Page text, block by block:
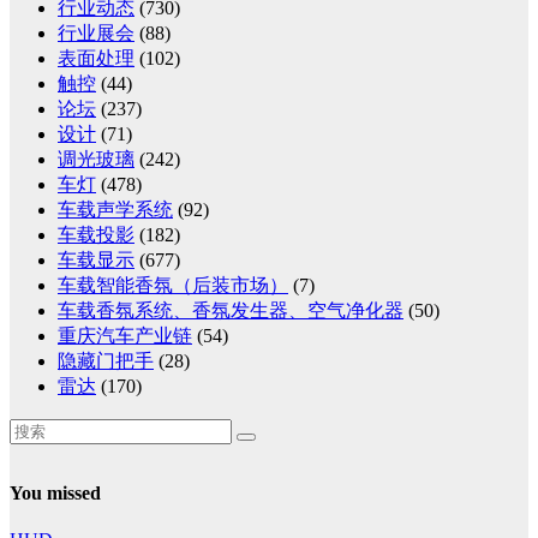
行业动态 (730)
行业展会 (88)
表面处理 (102)
触控 (44)
论坛 (237)
设计 (71)
调光玻璃 (242)
车灯 (478)
车载声学系统 (92)
车载投影 (182)
车载显示 (677)
车载智能香氛（后装市场）
(7)
车载香氛系统、香氛发生器、空气净化器 (50)
重庆汽车产业链 (54)
隐藏门把手 (28)
雷达 (170)
You missed